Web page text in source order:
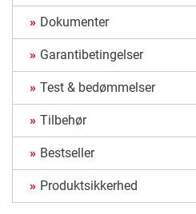
Dokumenter
Garantibetingelser
Test & bedømmelser
Tilbehør
Bestseller
Produktsikkerhed